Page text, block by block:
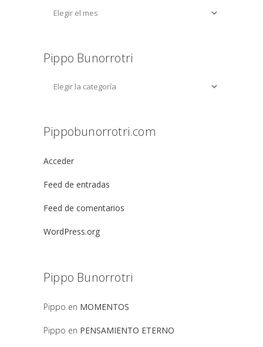
Pippo Bunorrotri
Pippobunorrotri.com
Acceder
Feed de entradas
Feed de comentarios
WordPress.org
Pippo Bunorrotri
Pippo en MOMENTOS
Pippo en PENSAMIENTO ETERNO